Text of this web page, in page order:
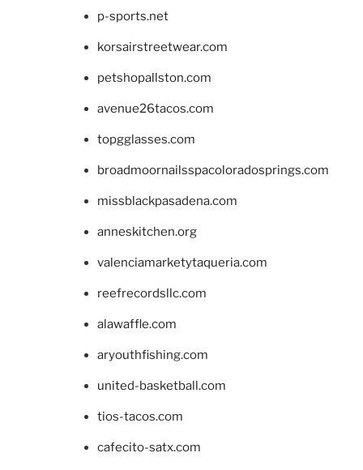
p-sports.net
korsairstreetwear.com
petshopallston.com
avenue26tacos.com
topgglasses.com
broadmoornailsspacoloradosprings.com
missblackpasadena.com
anneskitchen.org
valenciamarketytaqueria.com
reefrecordsllc.com
alawaffle.com
aryouthfishing.com
united-basketball.com
tios-tacos.com
cafecito-satx.com